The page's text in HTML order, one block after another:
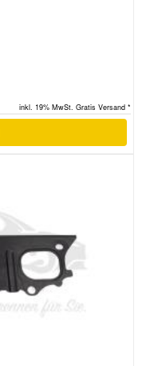
inkl. 19% MwSt. Gratis Versand *